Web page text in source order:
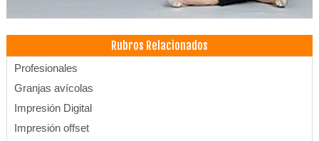
Rubros Relacionados
Profesionales
Granjas avícolas
Impresión Digital
Impresión offset